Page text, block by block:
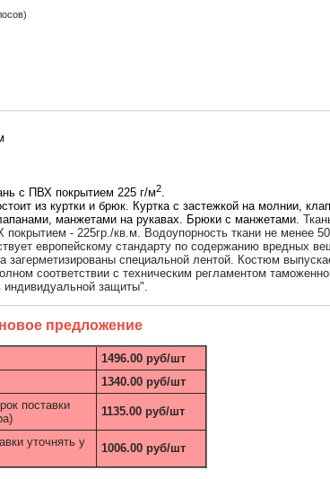
с ПВХ покрытием 225 г/м2.
из куртки и брюк. Куртка с застежкой на молнии,
манжетами на рукавах. Брюки с манжетами.
- 225гр./кв.м. Водоупорность ткани не менее
европейскому стандарту по содержанию вредных
специальной лентой. Костюм
соответствии с техническим регламентом
индивидуальной защиты".
предложение
1496.00 руб/шт
1340.00 руб/шт
поставки
1135.00 руб/шт
уточнять у
1006.00 руб/шт